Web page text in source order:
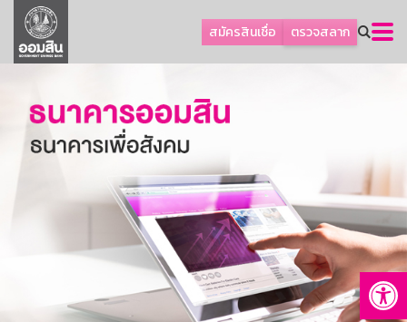
สมัครสินเชื่อ ตรวจสลาก
ลูกค้าธุรกิจ
ลูกค้าผู้ประกอบรายย่อย
ออมเพื่อสุข
เกี่ยวกับธนาคาร
การพัฒนาที่ยั่งยืน
บริการทางการเงิน
ติดต่อเรา